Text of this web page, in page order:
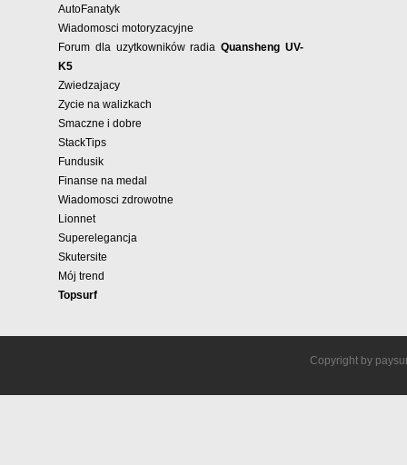
AutoFanatyk
Wiadomosci motoryzacyjne
Forum dla uzytkowników radiaQuansheng UV-
K5
Zwiedzajacy
Zycie na walizkach
Smaczne i dobre
StackTips
Fundusik
Finanse na medal
Wiadomosci zdrowotne
Lionnet
Superelegancja
Skutersite
Mój trend
Topsurf
Copyright by